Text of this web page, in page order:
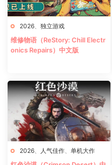
2026 独立游戏
维修物语（ReStory: Chill Electr
onics Repairs）中文版
2026 人气佳作 单机大作